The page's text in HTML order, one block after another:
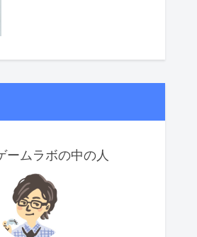
ームラボの中の人